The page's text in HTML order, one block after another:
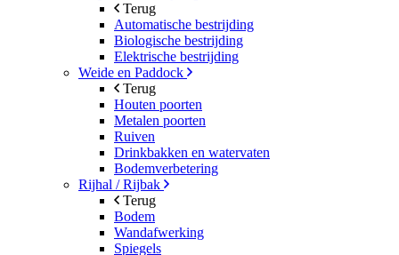
Terug
Automatische bestrijding
Biologische bestrijding
Elektrische bestrijding
Weide en Paddock
Terug
Houten poorten
Metalen poorten
Ruiven
Drinkbakken en watervaten
Bodemverbetering
Rijhal / Rijbak
Terug
Bodem
Wandafwerking
Spiegels